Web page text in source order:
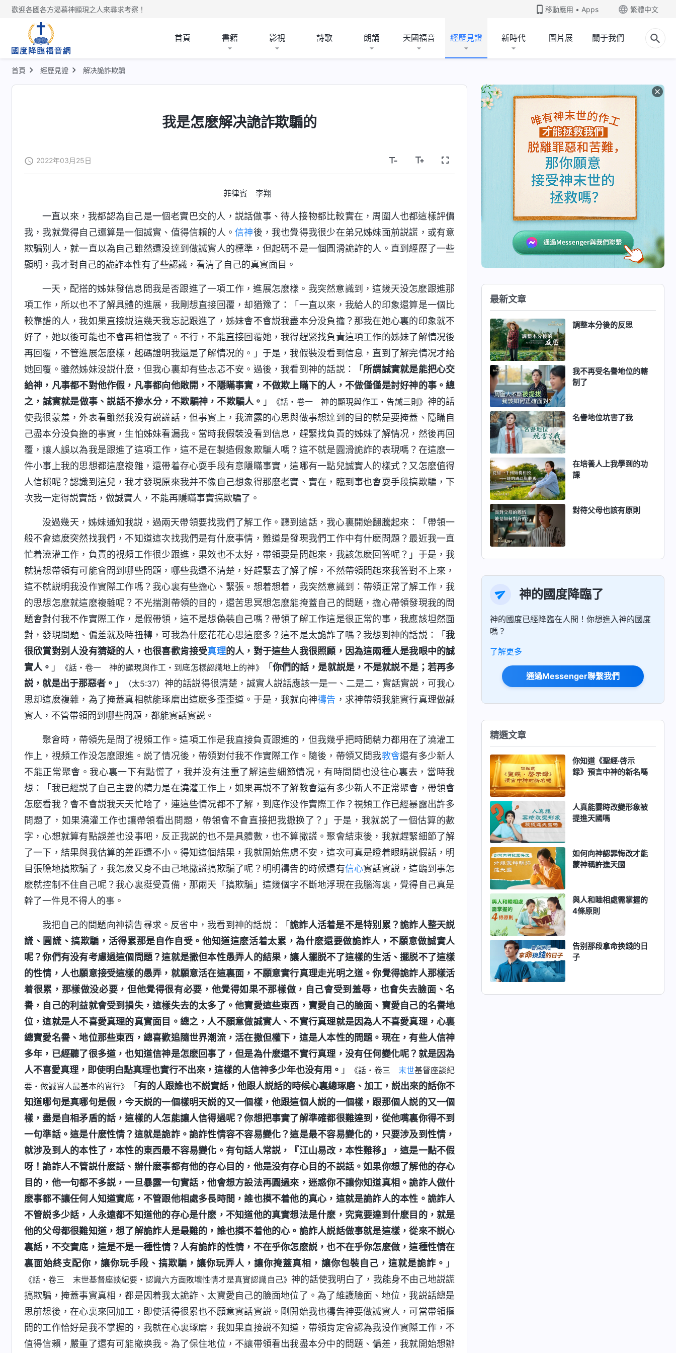
歡迎各國各方渴慕神顯現之人來尋求考察！ 移動應用 • Apps 繁體中文
首頁 書籍 影視 詩歌 朗誦 天國福音 經歷見證 新時代 圖片展 關于我們
首頁 經歷見證 解决詭詐欺騙
我是怎麽解决詭詐欺騙的
2022年03月25日
菲律賓 李翔
一直以來，我都認為自己是一個老實巴交的人，説話做事、待人接物都比較實在，周圍人也都這樣評價
我，我就覺得自己還算是一個誠實、值得信賴的人。信神後，我也覺得我很少在弟兄姊妹面前説謊，或有意
欺騙别人，就一直以為自己雖然還没達到做誠實人的標準，但起碼不是一個圓滑詭詐的人。直到經歷了一些
顯明，我才對自己的詭詐本性有了些認識，看清了自己的真實面目。
一天，配搭的姊妹發信息問我是否跟進了一項工作，進展怎麽樣。我突然意識到，這幾天没怎麽跟進那
項工作，所以也不了解具體的進展，我剛想直接回覆，却猶豫了：「一直以來，我給人的印象還算是一個比
較靠譜的人，我如果直接説這幾天我忘記跟進了，姊妹會不會説我盡本分没負擔？那我在她心裏的印象就不
好了，她以後可能也不會再相信我了。不行，不能直接回覆她，我得趕緊找負責這項工作的姊妹了解情况後
再回覆，不管進展怎麽樣，起碼證明我還是了解情况的。」于是，我假裝没看到信息，直到了解完情况才給
她回覆。雖然姊妹没説什麽，但我心裏却有些忐忑不安。過後，我看到神的話説：「 所謂誠實就是能把心交
給神，凡事都不對他作假，凡事都向他敞開，不隱瞞事實，不做欺上瞞下的人，不做僅僅是討好神的事。總
之，誠實就是做事、説話不摻水分，不欺騙神，不欺騙人。 」 《話・卷一 神的顯現與作工・告誡三則》 神的話
使我很蒙羞，外表看雖然我没有説謊話，但事實上，我流露的心思與做事想達到的目的就是要掩蓋、隱瞞自
己盡本分没負擔的事實，生怕姊妹看漏我。當時我假裝没看到信息，趕緊找負責的姊妹了解情况，然後再回
覆，讓人誤以為我是跟進了這項工作，這不是在製造假象欺騙人嗎？這不就是圓滑詭詐的表現嗎？在這麽一
件小事上我的思想都這麽複雜，還帶着存心耍手段有意隱瞞事實，這哪有一點兒誠實人的樣式？又怎麽值得
人信賴呢？認識到這兒，我才發現原來我并不像自己想象得那麽老實、實在，臨到事也會耍手段搞欺騙，下
次我一定得説實話，做誠實人，不能再隱瞞事實搞欺騙了。
没過幾天，姊妹通知我説，過兩天帶領要找我們了解工作。聽到這話，我心裏開始翻騰起來：「帶領一
般不會這麽突然找我們，不知道這次找我們是有什麽事情，難道是發現我們工作中有什麽問題？最近我一直
忙着澆灌工作，負責的視頻工作很少跟進，果效也不太好，帶領要是問起來，我該怎麽回答呢？」于是，我
就猜想帶領有可能會問到哪些問題，哪些我還不清楚，好趕緊去了解了解，不然帶領問起來我答對不上來，
這不就説明我没作實際工作嗎？我心裏有些擔心、緊張。想着想着，我突然意識到：帶領正常了解工作，我
的思想怎麽就這麽複雜呢？不光揣測帶領的目的，還苦思冥想怎麽能掩蓋自己的問題，擔心帶領發現我的問
題會對付我不作實際工作，是假帶領，這不是想偽裝自己嗎？帶領了解工作這是很正常的事，我應該坦然面
對，發現問題、偏差就及時扭轉，可我為什麽花花心思這麽多？這不是太詭詐了嗎？我想到神的話説：「我
很欣賞對别人没有猜疑的人，也很喜歡肯接受真理的人，對于這些人我很照顧，因為這兩種人是我眼中的誠
實人。 」 《話・卷一 神的顯現與作工・到底怎樣認識地上的神》 「 你們的話，是就説是，不是就説不是；若再多
説，就是出于那惡者。 」 （太5:37）神的話説得很清楚，誠實人説話應該一是一、二是二，實話實説，可我心
思却這麽複雜，為了掩蓋真相就能琢磨出這麽多歪歪道。于是，我就向神禱告 ，求神帶領我能實行真理做誠
實人，不管帶領問到哪些問題，都能實話實説。
聚會時，帶領先是問了視頻工作。這項工作是我直接負責跟進的，但我幾乎把時間精力都用在了澆灌工
作上，視頻工作没怎麽跟進。説了情况後，帶領對付我不作實際工作。隨後，帶領又問我教會還有多少新人
不能正常聚會。我心裏一下有點慌了，我并没有注重了解這些細節情况，有時問問也没往心裏去，當時我
想：「我已經説了自己主要的精力是在澆灌工作上，如果再説不了解教會還有多少新人不正常聚會，帶領會
怎麽看我？會不會説我天天忙啥了，連這些情况都不了解，到底作没作實際工作？視頻工作已經暴露出許多
問題了，如果澆灌工作也讓帶領看出問題，帶領會不會直接把我撤换了？」于是，我就説了一個估算的數
字，心想就算有點誤差也没事吧，反正我説的也不是具體數，也不算撒謊。聚會結束後，我就趕緊細節了解
了一下，結果與我估算的差距還不小。得知這個結果，我就開始焦慮不安，這次可真是瞪着眼睛説假話，明
目張膽地搞欺騙了，我怎麽又身不由己地撒謊搞欺騙了呢？明明禱告的時候還有信心實話實説，這臨到事怎
麽就控制不住自己呢？我心裏挺受責備，那兩天「搞欺騙」這幾個字不斷地浮現在我腦海裏，覺得自己真是
幹了一件見不得人的事。
我把自己的問題向神禱告尋求。反省中，我看到神的話説：「詭詐人活着是不是特别累？詭詐人整天説
謊、圓謊、搞欺騙，活得累那是自作自受。他知道這麽活着太累，為什麽還要做詭詐人，不願意做誠實人
呢？你們有没有考慮過這個問題？這就是撒但本性愚弄人的結果，讓人擺脱不了這樣的生活、擺脱不了這樣
的性情，人也願意接受這樣的愚弄，就願意活在這裏面，不願意實行真理走光明之道。你覺得詭詐人那樣活
着很累，那樣做没必要，但他覺得很有必要，他覺得如果不那樣做，自己會受到羞辱，也會失去臉面、名
譽，自己的利益就會受到損失，這樣失去的太多了。他寶愛這些東西，寶愛自己的臉面、寶愛自己的名譽地
位，這就是人不喜愛真理的真實面目。總之，人不願意做誠實人、不實行真理就是因為人不喜愛真理，心裏
總寶愛名譽、地位那些東西，總喜歡追隨世界潮流，活在撒但權下，這是人本性的問題。現在，有些人信神
多年，已經聽了很多道，也知道信神是怎麽回事了，但是為什麽還不實行真理，没有任何變化呢？就是因為
人不喜愛真理，即使明白點真理也實行不出來，這樣的人信神多少年也没有用。 」 《話・卷三末世基督座談紀
要・做誠實人最基本的實行》
「有的人跟誰也不説實話，他跟人説話的時候心裏總琢磨、加工，説出來的話你不
知道哪句是真哪句是假，今天説的一個樣明天説的又一個樣，他跟這個人説的一個樣，跟那個人説的又一個
樣，盡是自相矛盾的話，這樣的人怎能讓人信得過呢？你想把事實了解準確都很難達到，從他嘴裏你得不到
一句準話。這是什麽性情？這就是詭詐。詭詐性情容不容易變化？這是最不容易變化的，只要涉及到性情，
就涉及到人的本性了，本性的東西最不容易變化。有句話人常説，『江山易改，本性難移』，這是一點不假
呀！詭詐人不管説什麽話、辦什麽事都有他的存心目的，他是没有存心目的不説話。如果你想了解他的存心
目的，他一句都不多説，一旦暴露一句實話，他會想方設法再圓過來，迷惑你不讓你知道真相。詭詐人做什
麽事都不讓任何人知道實底，不管跟他相處多長時間，誰也摸不着他的真心，這就是詭詐人的本性。詭詐人
不管説多少話，人永遠都不知道他的存心是什麽，不知道他的真實想法是什麽，究竟要達到什麽目的，就是
他的父母都很難知道，想了解詭詐人是最難的，誰也摸不着他的心。詭詐人説話做事就是這樣，從來不説心
裏話，不交實底，這是不是一種性情？人有詭詐的性情，不在乎你怎麽説，也不在乎你怎麽做，這種性情在
裏面始終支配你，讓你玩手段、搞欺騙，讓你玩弄人，讓你掩蓋真相，讓你包裝自己，這就是詭詐。 」
《話・卷三 末世基督座談紀要・認識六方面敗壞性情才是真實認識自己》 神的話使我明白了，我能身不由己地説謊
搞欺騙，掩蓋事實真相，都是因着我太詭詐、太寶愛自己的臉面地位了。為了維護臉面、地位，我説話總是
思前想後，在心裏來回加工，即使活得很累也不願意實話實説。剛開始我也禱告神要做誠實人，可當帶領摳
問的工作恰好是我不掌握的，我就在心裏琢磨，我如果直接説不知道，帶領肯定會認為我没作實際工作，不
值得信賴，嚴重了還有可能撤换我。為了保住地位，不讓帶領看出我盡本分中的問題、偏差，我就開始想辦
最新文章
調整本分後的反思
我不再受名譽地位的轄
制了
名譽地位坑害了我
在培養人上我學到的功
課
對待父母也該有原則
神的國度降臨了
神的國度已經降臨在人間！你想進入神的國度
嗎？
了解更多
通過Messenger聯繫我們
精選文章
你知道《聖經·啓示
録》預言中神的新名嗎
人真能霎時改變形象被
提進天國嗎
如何向神認罪悔改才能
蒙神稱許進天國
與人和睦相處需掌握的
4條原則
告别那段拿命换錢的日
子